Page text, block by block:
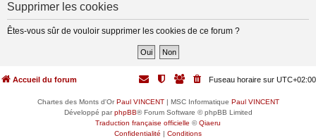
Supprimer les cookies
Êtes-vous sûr de vouloir supprimer les cookies de ce forum ?
Accueil du forum Fuseau horaire sur UTC+02:00
Chartes des Monts d'OrPaul VINCENT| MSC Informatique Paul VINCENT
Développé parphpBB® Forum Software © phpBB Limited
Traduction française officielle ©Qiaeru
Confidentialité | Conditions